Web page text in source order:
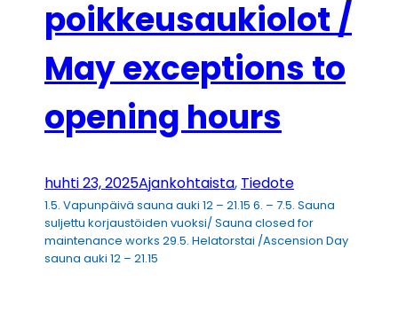
poikkeusaukiolot /
May exceptions to
opening hours
huhti 23, 2025Ajankohtaista, Tiedote
1.5. Vapunpäivä sauna auki 12 – 21.15 6. – 7.5. Sauna
suljettu korjaustöiden vuoksi/ Sauna closed for
maintenance works 29.5. Helatorstai /Ascension Day
sauna auki 12 – 21.15